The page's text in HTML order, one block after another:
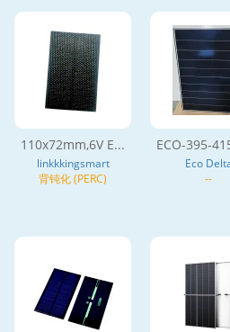
110x72mm,6V E...
linkkkingsmart
背钝化 (PERC)
ECO-395-
Eco
--